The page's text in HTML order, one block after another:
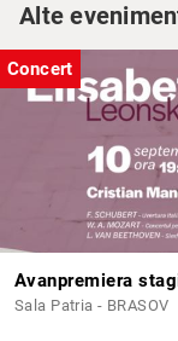
Alte
Concert
Sala Patria - BRASOV